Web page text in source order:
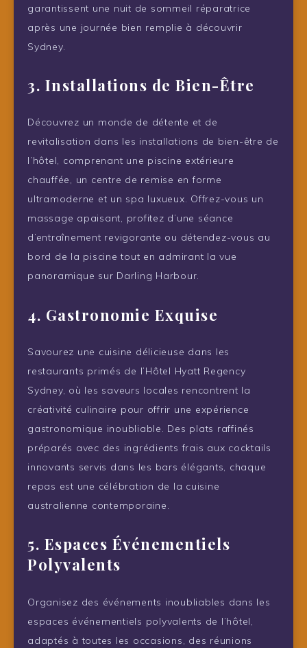
garantissent une nuit de sommeil réparatrice
après une journée bien remplie à découvrir
Sydney.
3. Installations de Bien-Être
Découvrez un monde de détente et de
revitalisation dans les installations de bien-être de
l’hôtel, comprenant une piscine extérieure
chauffée, un centre de remise en forme
ultramoderne et un spa luxueux. Offrez-vous un
massage apaisant, profitez d’une séance
d’entraînement revigorante ou détendez-vous au
bord de la piscine tout en admirant la vue
panoramique sur Darling Harbour.
4. Gastronomie Exquise
Savourez une cuisine délicieuse dans les
restaurants primés de l’Hôtel Hyatt Regency
Sydney, où les saveurs locales rencontrent la
créativité culinaire pour offrir une expérience
gastronomique inoubliable. Des plats raffinés
préparés avec des ingrédients frais aux cocktails
innovants servis dans les bars élégants, chaque
repas est une célébration de la cuisine
australienne contemporaine.
5. Espaces Événementiels
Polyvalents
Organisez des événements inoubliables dans les
espaces événementiels polyvalents de l’hôtel,
adaptés à toutes les occasions, des réunions